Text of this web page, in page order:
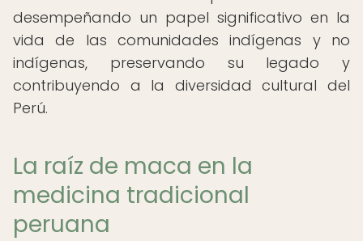
desempeñando un papel significativo en la
vida de las comunidades indígenas y no
indígenas, preservando su legado y
contribuyendo a la diversidad cultural del
Perú.
La raíz de maca en la
medicina tradicional
peruana